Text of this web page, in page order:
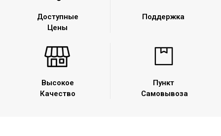
Высокое
Качество
Доступные
Цены
Пункт
Самовывоза
Поддержка